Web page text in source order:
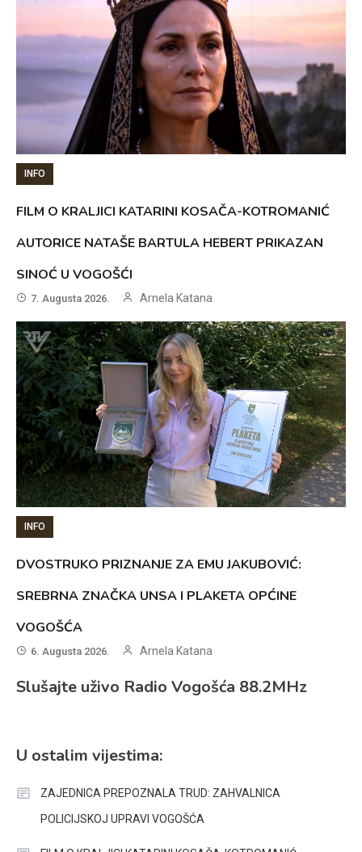
INFO
FILM O KRALJICI KATARINI KOSAČA-KOTROMANIĆ
AUTORICE NATAŠE BARTULA HEBERT PRIKAZAN
SINOĆ U VOGOŠĆI
7. Augusta 2026. Arnela Katana
INFO
DVOSTRUKO PRIZNANJE ZA EMU JAKUBOVIĆ:
SREBRNA ZNAČKA UNSA I PLAKETA OPĆINE
VOGOŠĆA
6. Augusta 2026. Arnela Katana
Slušajte uživo Radio Vogošća 88.2MHz
U ostalim vijestima:
ZAJEDNICA PREPOZNALA TRUD: ZAHVALNICA
POLICIJSKOJ UPRAVI VOGOŠĆA